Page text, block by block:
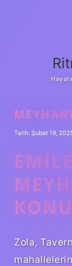
Tarih: Şubat 19,
Zola,